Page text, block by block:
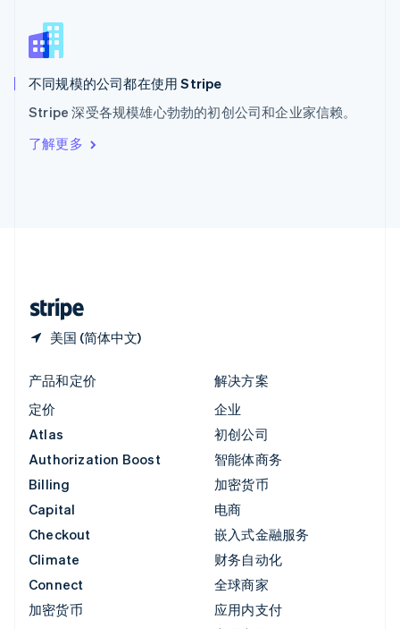
不同规模的公司都在使用 Stripe
Stripe 深受各规模雄心勃勃的初创公司和企业家信赖。
了解更多
美国 (简体中文)
新西兰
English
匈牙利
English
ItalianoEnglish
English
产品和定价
定价
Atlas
Authorization Boost
Billing
Capital
Checkout
Climate
Connect
加密货币
解决方案
企业
初创公司
智能体商务
加密货币
电商
嵌入式金融服务
财务自动化
全球商家
应用内支付